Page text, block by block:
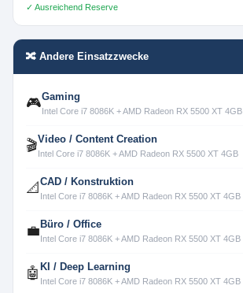
✓ Ausreichend Reserve
🔀 Andere Einsatzzwecke
🎮Gaming
Intel Core i7 8086K + AMD Radeon RX 5500 XT 4GB
🎬Video / Content Creation
Intel Core i7 8086K + AMD Radeon RX 5500 XT 4GB
📐 CAD / Konstruktion
Intel Core i7 8086K + AMD Radeon RX 5500 XT 4GB
💼 Büro / Office
Intel Core i7 8086K + AMD Radeon RX 5500 XT 4GB
🤖 KI / Deep Learning
Intel Core i7 8086K + AMD Radeon RX 5500 XT 4GB